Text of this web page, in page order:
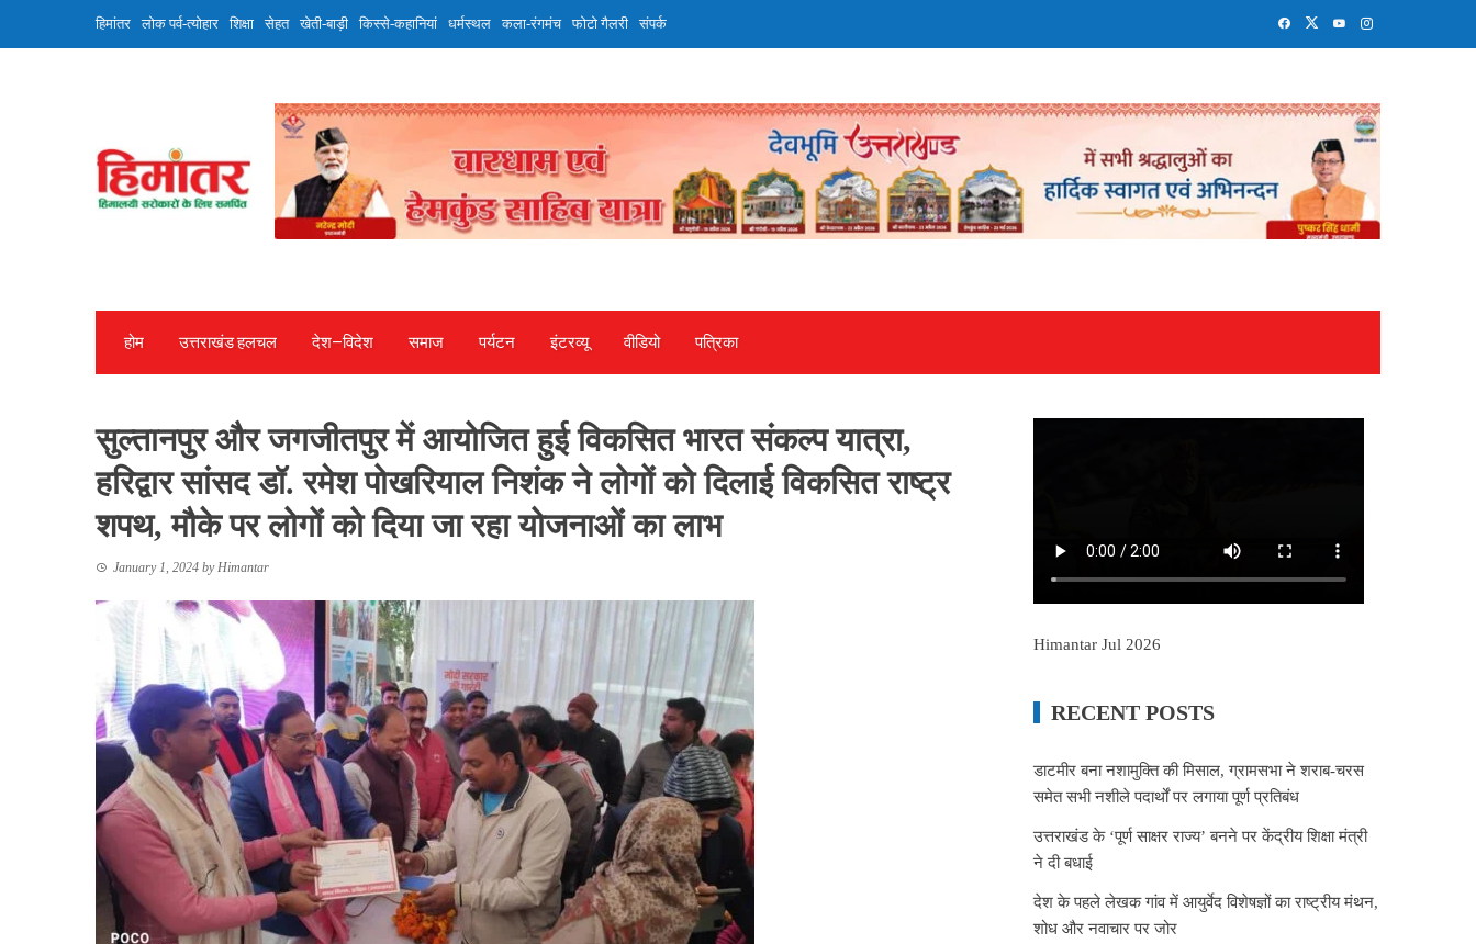
हिमांतर लोक पर्व-त्योहार शिक्षा सेहत खेती-बाड़ी किस्से-कहानियां धर्मस्थल कला-रंगमंच फोटो गैलरी संपर्क
होम उत्तराखंड हलचल देश—विदेश समाज पर्यटन इंटरव्‍यू वीडियो पत्रिका
सुल्तानपुर और जगजीतपुर में आयोजित हुई विकसित भारत संकल्प यात्रा,
हरिद्वार सांसद डॉ. रमेश पोखरियाल निशंक ने लोगों को दिलाई विकसित राष्ट्र
शपथ, मौके पर लोगों को दिया जा रहा योजनाओं का लाभ
January 1, 2024 byHimantar
Himantar Jul 2026
RECENT POSTS
डाटमीर बना नशामुक्ति की मिसाल, ग्रामसभा ने शराब-चरस
समेत सभी नशीले पदार्थों पर लगाया पूर्ण प्रतिबंध
उत्तराखंड के ‘पूर्ण साक्षर राज्य’ बनने पर केंद्रीय शिक्षा मंत्री
ने दी बधाई
देश के पहले लेखक गांव में आयुर्वेद विशेषज्ञों का राष्ट्रीय मंथन,
शोध और नवाचार पर जोर